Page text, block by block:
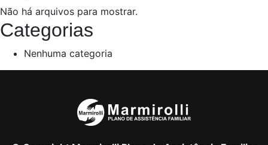
Não há arquivos para mostrar.
Categorias
Nenhuma categoria